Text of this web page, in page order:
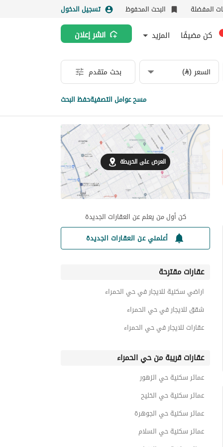
المفضلة البحث المحفوظ تسجيل الدخول
كن مضيفًا المزيد انشر إعلان
السعر (⃁) بحث متقدم
مسح عوامل التصفيةحفظ البحث
العرض على الخريطة
كن أول من يعلم عن العقارات الجديدة
أعلمني عن العقارات الجديدة
عقارات مقترحة
اراضي سكنية للايجار في حي الحمراء
شقق للايجار في حي الحمراء
عقارات للايجار في حي الحمراء
عقارات قريبة من حي الحمراء
عمائر سكنية حي الزهور
عمائر سكنية حي الخليح
عمائر سكنية حي الجوهرة
عمائر سكنية حي السلام